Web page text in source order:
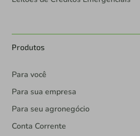
Produtos
Para você
Para sua empresa
Para seu agronegócio
Conta Corrente